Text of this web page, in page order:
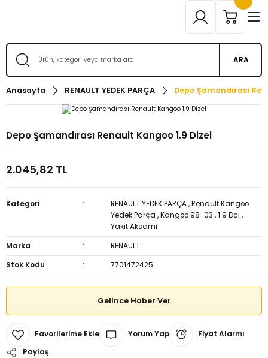
ARA
Anasayfa RENAULT YEDEK PARÇA Depo Şamandırası
Depo Şamandırası Renault Kangoo 1.9 Dizel
2.045,82 TL
Kategori RENAULT YEDEK PARÇA ,Renault Kangoo
Yedek Parça ,Kangoo 98-03 ,1.9 Dci ,
Yakıt Aksamı
Marka
RENAULT
Stok Kodu
7701472425
Gelince Haber Ver
Yorum Yap
Fiyat Alarmı
Paylaş